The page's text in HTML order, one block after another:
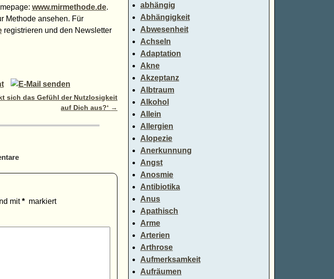
www.mirmethode.de.
Methode ansehen. Für
registrieren und den Newsletter
sich das Gefühl der Nutzlosigkeit
auf Dich aus?‘ →
mit* markiert
abhängig
Abhängigkeit
Abwesenheit
Achseln
Adaptation
Akne
Akzeptanz
Albtraum
Alkohol
Allein
Allergien
Alopezie
Anerkunnung
Angst
Anosmie
Antibiotika
Anus
Apathisch
Arme
Arterien
Arthrose
Aufmerksamkeit
Aufräumen